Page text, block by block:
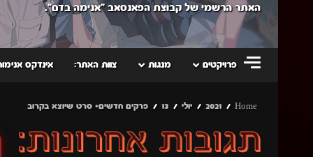
האתר הרשמי של קבוצת הפאנסאב "אנימה בדם".
פרויקטים מנגות צוות האתר: אינדקס
Home
2021 יולי 13 פרקים חדשים+ סרט שיוצא בקרוב